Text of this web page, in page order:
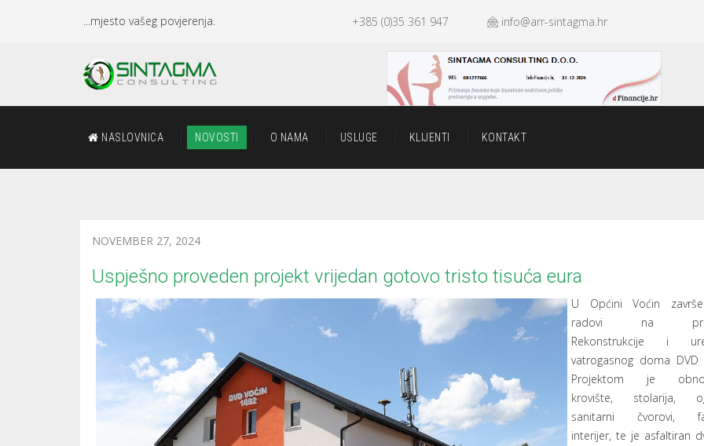
...mjesto vašeg povjerenja. +385 (0)35 361 947 info@arr-sintagma.hr
NASLOVNICA NOVOSTI O NAMA USLUGE KLIJENTI KONTAKT
NOVEMBER 27, 2024
Uspješno proveden projekt vrijedan gotovo tristo tisuća eura
U Općini Voćin
radovi na
Rekonstrukcije i
vatrogasnog doma DVD
Projektom je
krovište, stolarija,
sanitarni čvorovi,
interijer, te je asfaltiran